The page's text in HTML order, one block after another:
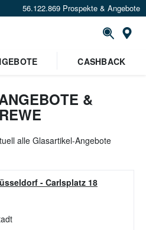
56.122.869 Prospekte & Angebote
festlegen
CASHBACK
&
alle Glasartikel-Angebote
- Carlsplatz 18